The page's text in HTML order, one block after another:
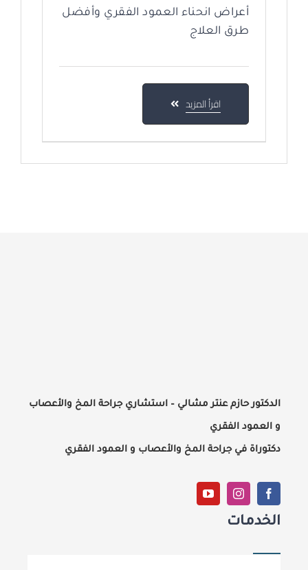
أعراض انحناء العمود الفقري وأفضل
طرق العلاج
اقرأ المزيد
الدكتور حازم عنتر مشالي – استشاري جراحة المخ والأعصاب
و العمود الفقري
دكتوراة في جراحة المخ والأعصاب و العمود الفقري
الخدمات